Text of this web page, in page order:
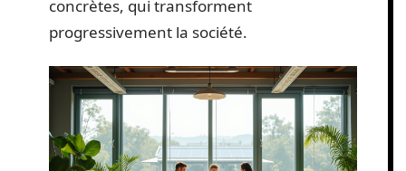
concrètes, qui transforment
progressivement la société.